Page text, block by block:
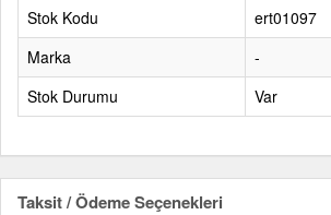
Stok Kodu
ert01097
Marka
-
Stok Durumu
Var
Taksit / Ödeme Seçenekleri